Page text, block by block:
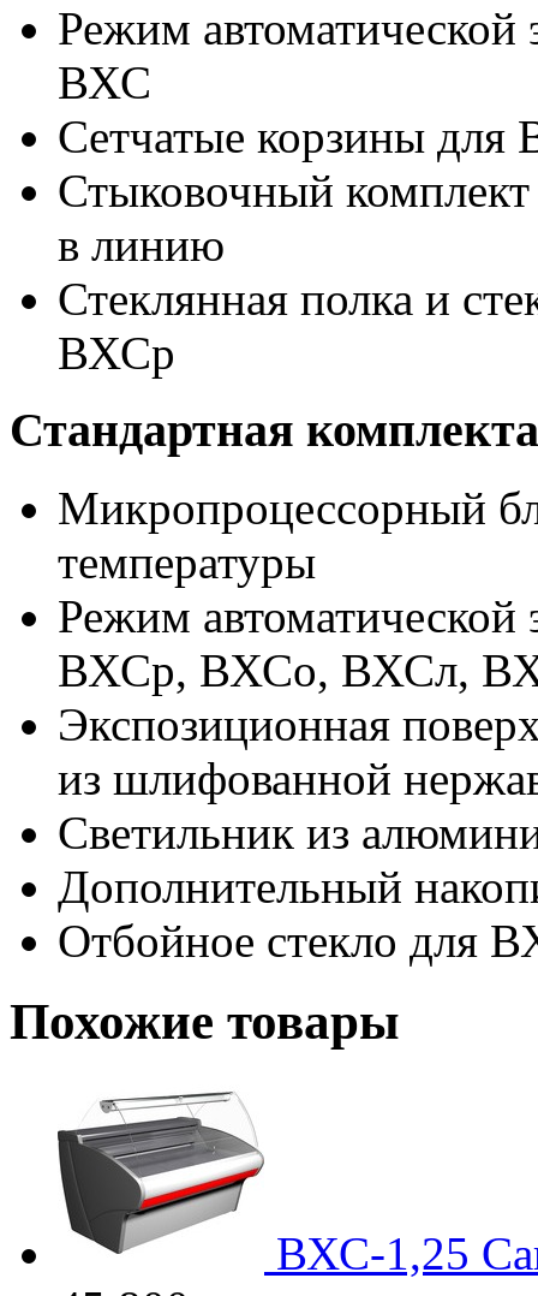
Режим автоматической
ВХС
Сетчатые корзины для
Стыковочный
в линию
Стеклянная полка и
ВХСр
Стандартная
Микропроцессорный
температуры
Режим автоматической
ВХСр, ВХСо, ВХСл,
Экспозиционная
из шлифованной
Светильник из
Дополнительный
Отбойное стекло для
Похожие товары
ВХС-1,25